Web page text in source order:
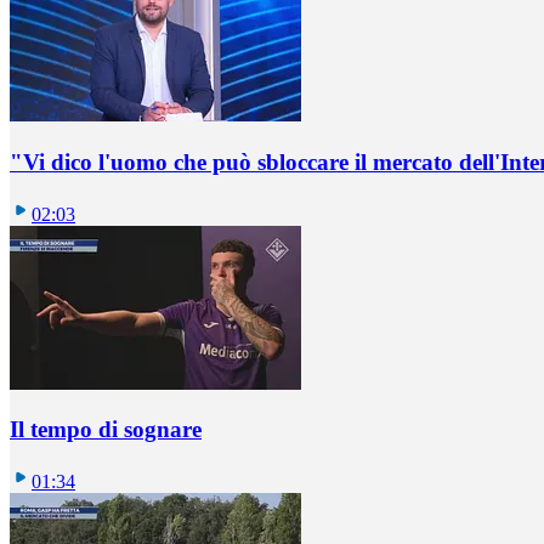
"Vi dico l'uomo che può sbloccare il mercato
02:03
Il tempo di sognare
01:34